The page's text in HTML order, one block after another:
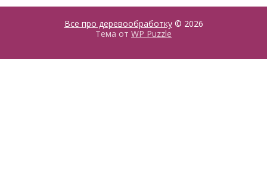
Все про деревообработку© 2026
Тема от WP Puzzle